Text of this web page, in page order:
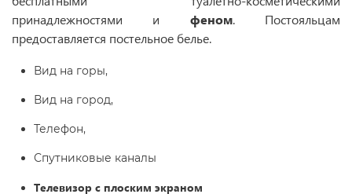
принадлежностями и феном. Постояльцам
предоставляется постельное белье.
Вид на горы,
Вид на город,
Телефон,
Спутниковые каналы
Телевизор с плоским экраном